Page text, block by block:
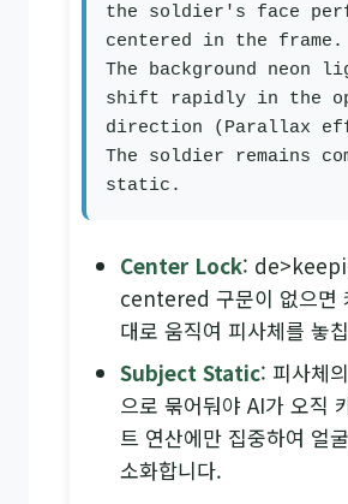
the soldier's face
centered in the frame.
The background neon
shift rapidly in the
direction (Parallax
The soldier remains
static.
Center Lock:
centered 구문이 없으면
대로 움직여 피사체를 놓
Subject Static: 피사체
으로 묶어둬야 AI가 오직
트 연산에만 집중하여 얼
소화합니다.